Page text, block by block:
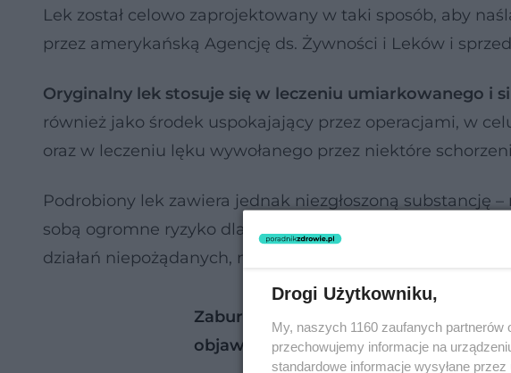
Lek został celowo zaprojektowany w taki sposób, aby
przez amerykańską Agencję ds. Żywności i Leków i
Oryginalny lek stosuje się w leczeniu umiarkowanego i
również jako środek uspokajający przez operacjami, w
oraz w leczeniu lęku wywołanego przez niektóre
Podrobiony lek zawiera jednak niezgłoszoną substancję
sobą ogromne ryzyko dla zdrowia ludzi. Wszystko przez
działań niepożądanych, nawet przy stosowaniu
Zaburzenia snu, problemy z pamięcią,
objawiać się jedna z najbardziej
Drogi Użytkowniku,
My, naszych 1160 zaufanych
przechowujemy informacje na
standardowe informacje wysyłane